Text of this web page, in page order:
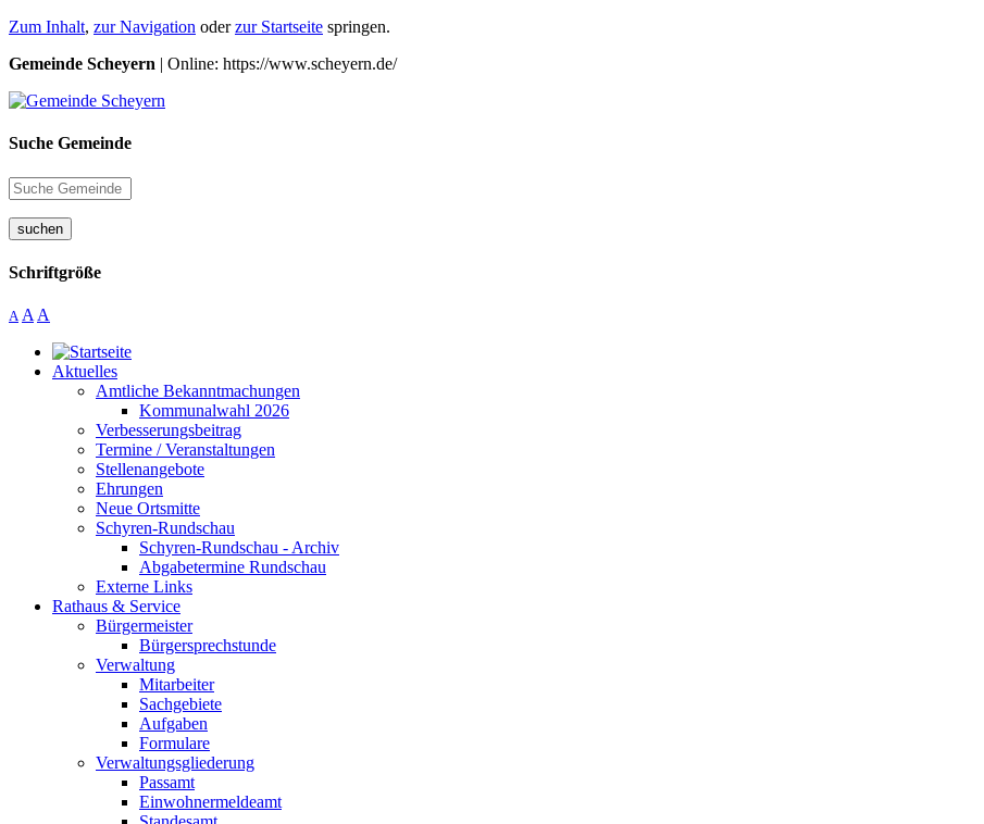
Zum Inhalt, zur Navigation oderzur Startseite springen.
Gemeinde Scheyern | Online: https://www.scheyern.de/
Suche Gemeinde
suchen
Schriftgröße
A A A
Aktuelles
Amtliche Bekanntmachungen
Kommunalwahl 2026
Verbesserungsbeitrag
Termine / Veranstaltungen
Stellenangebote
Ehrungen
Neue Ortsmitte
Schyren-Rundschau
Schyren-Rundschau - Archiv
Abgabetermine Rundschau
Externe Links
Rathaus & Service
Bürgermeister
Bürgersprechstunde
Verwaltung
Mitarbeiter
Sachgebiete
Aufgaben
Formulare
Verwaltungsgliederung
Passamt
Einwohnermeldeamt